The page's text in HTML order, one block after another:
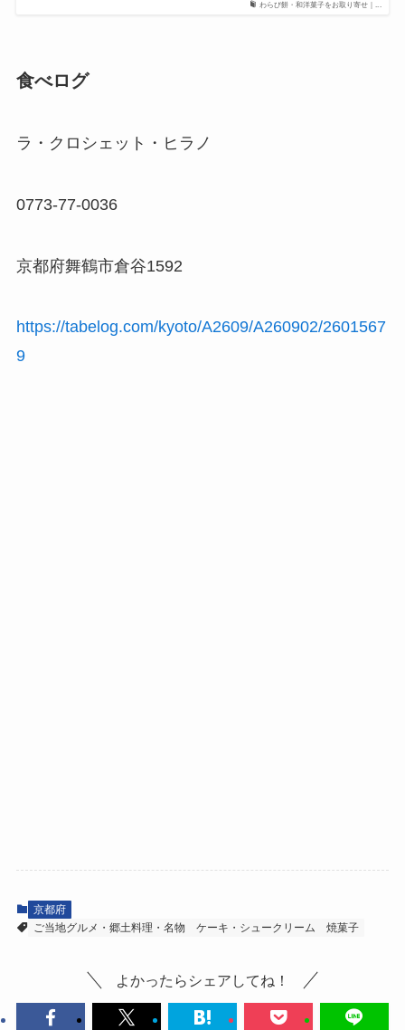
わらび餅・和洋菓子をお取り寄せ｜...
食べログ
ラ・クロシェット・ヒラノ
0773-77-0036
京都府舞鶴市倉谷1592
https://tabelog.com/kyoto/A2609/A260902/2601567
9
京都府
ご当地グルメ・郷土料理・名物
ケーキ・シュークリーム 焼菓子
よかったらシェアしてね！